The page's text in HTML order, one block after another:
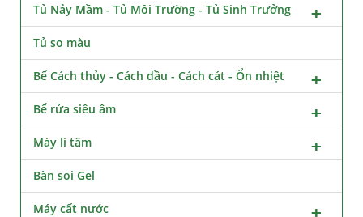
Tủ Nảy Mầm - Tủ Môi Trường - Tủ Sinh Trưởng
Tủ so màu
Bể Cách thủy - Cách dầu - Cách cát - Ổn nhiệt
Bể rửa siêu âm
Máy li tâm
Bàn soi Gel
Máy cất nước